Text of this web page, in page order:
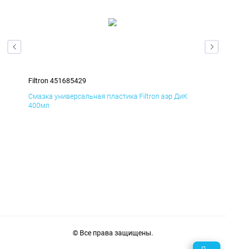
Filtron 451685429
Смазка универсальная пластика Filtron аэр ДиК
400мл
© Все права защищены.